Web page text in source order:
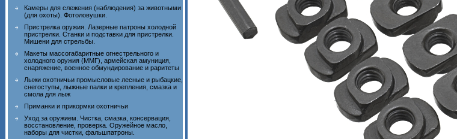
Камеры для слежения (наблюдения) за животными
(для охоты). Фотоловушки.
Пристрелка оружия. Лазерные патроны холодной
пристрелки. Станки и подставки для пристрелки.
Мишени для стрельбы.
Макеты массогабаритные огнестрельного и
холодного оружия (ММГ), армейская амуниция,
снаряжение, военное обмундирование и раритеты
Лыжи охотничьи промысловые лесные и рыбацкие,
снегоступы, лыжные палки и крепления, смазка и
смола для лыж
Приманки и прикормки охотничьи
Уход за оружием. Чистка, смазка, консервация,
восстановление, проверка. Оружейное масло,
наборы для чистки, фальшпатроны.